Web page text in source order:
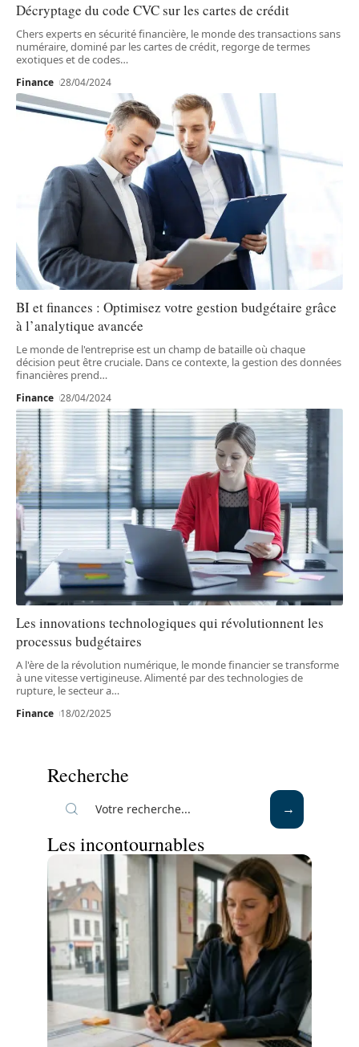
Décryptage du code CVC sur les cartes de crédit
Chers experts en sécurité financière, le monde des transactions sans
numéraire, dominé par les cartes de crédit, regorge de termes
exotiques et de codes…
Finance 28/04/2024
BI et finances : Optimisez votre gestion budgétaire grâce
à l’analytique avancée
Le monde de l'entreprise est un champ de bataille où chaque
décision peut être cruciale. Dans ce contexte, la gestion des données
financières prend…
Finance 28/04/2024
Les innovations technologiques qui révolutionnent les
processus budgétaires
A l'ère de la révolution numérique, le monde financier se transforme
à une vitesse vertigineuse. Alimenté par des technologies de
rupture, le secteur a…
Finance 18/02/2025
Recherche
Les incontournables